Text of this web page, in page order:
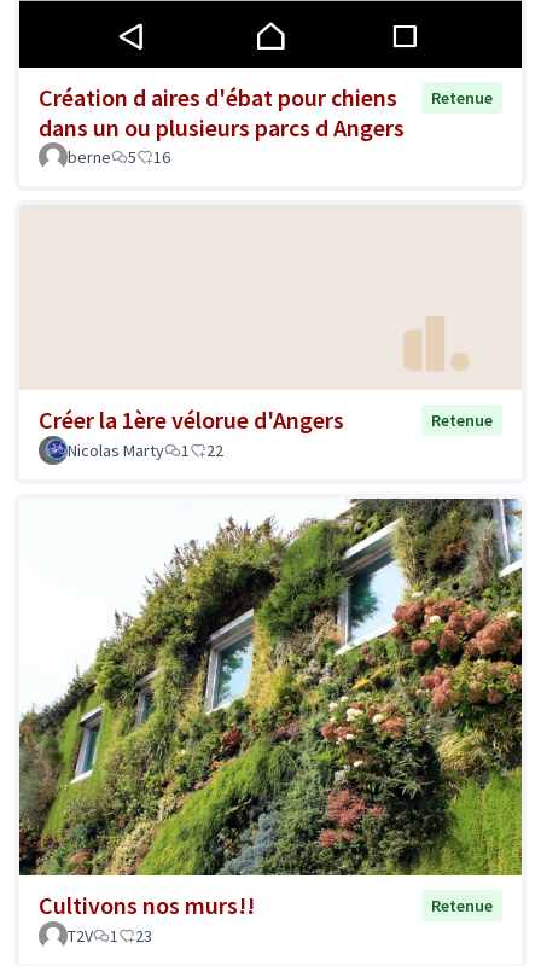
Création d aires d'ébat pour chiens
dans un ou plusieurs parcs d Angers
Retenue
berne 5 16
Créer la 1ère vélorue d'Angers
Retenue
Nicolas Marty
1 22
Cultivons nos murs!!
Retenue
T2V
1 23